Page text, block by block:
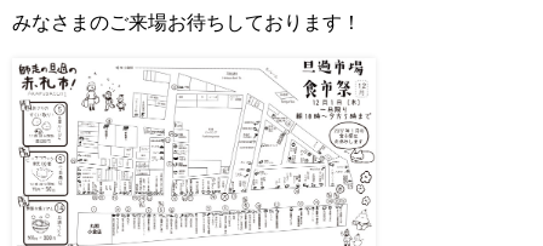
みなさまのご来場お待ちしております！